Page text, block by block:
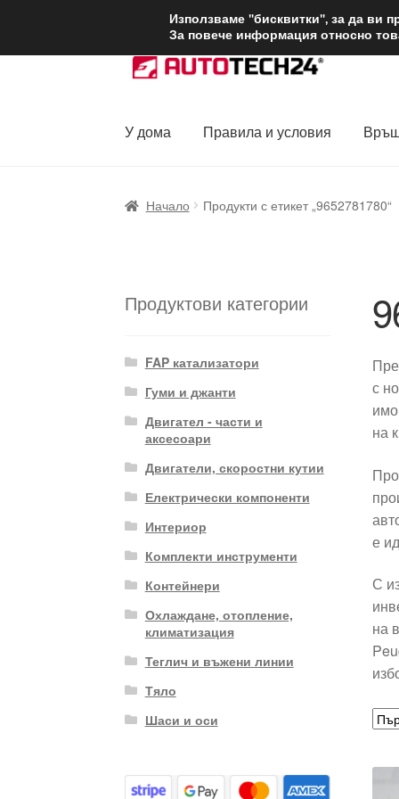
ДОСТАВКА от
Skip
to
Skip
to
У дома
Правила и условия
Начало Продукти с етикет „9652781780“
с
на
е
С
на
Продуктови категории
FAP катализатори
Гуми и джанти
Двигател - части и
аксесоари
Двигатели, скоростни кутии
Електрически компоненти
Интериор
Комплекти инструменти
Контейнери
Охлаждане, отопление,
климатизация
Теглич и въжени линии
Тяло
Шаси и оси
Използваме "бисквитки", за да ви
За повече информация относно